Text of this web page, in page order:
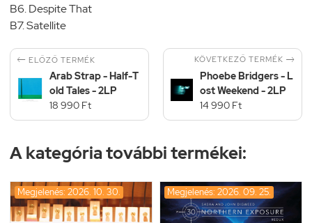
B6. Despite That
B7. Satellite
 ELŐZŐ TERMÉK
Arab Strap - Half-T
old Tales - 2LP
18 990 Ft
KÖVETKEZŐ TERMÉK 
Phoebe Bridgers - L
ost Weekend - 2LP
14 990 Ft
A kategória további termékei:
Megjelenés: 2026. 10. 30. Megjelenés: 2026. 09. 25.